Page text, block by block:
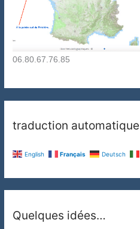
06.80.67.76.85
traduction automatique
English Français Deutsch
Quelques idées…